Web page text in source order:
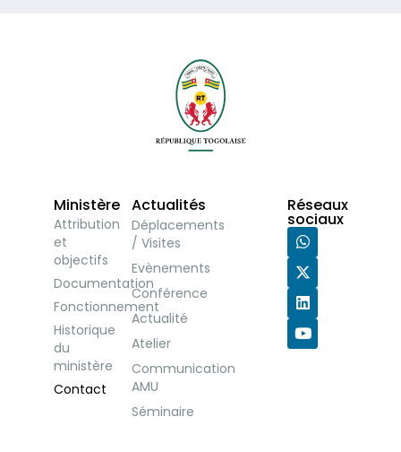
Ministère
Attribution
et
objectifs
Documentation
Fonctionnement
Historique
du
ministère
Contact
Actualités
Déplacements
/ Visites
Evènements
Conférence
Actualité
Atelier
Communication
AMU
Séminaire
Réseaux
sociaux